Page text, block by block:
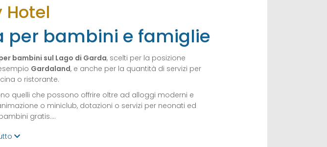
Hotel
per bambini e famiglie
bambini sul Lago di Garda, scelti per la posizione
Gardaland, e anche per la quantità di servizi per
o ristorante.
quelli che possono offrire oltre ad alloggi moderni e
o miniclub, dotazioni o servizi per neonati ed
gratis.…